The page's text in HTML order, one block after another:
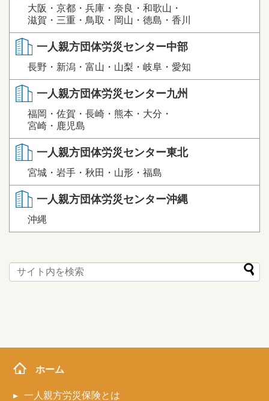
大阪・京都・兵庫・奈良・和歌山・
滋賀・三重・鳥取・岡山・徳島・香川
一人親方団体労災センター中部
長野・新潟・富山・山梨・岐阜・愛知
一人親方団体労災センター九州
福岡・佐賀・長崎・熊本・大分・
宮崎・鹿児島
一人親方団体労災センター東北
宮城・岩手・秋田・山形・福島
一人親方団体労災センター沖縄
沖縄
ホーム
一人親方労災保険とは